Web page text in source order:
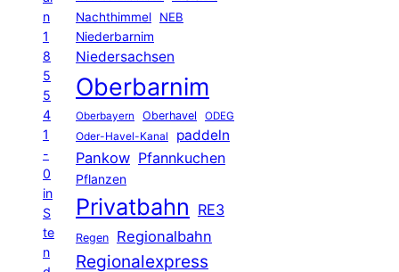
n
1
8
5
5
4
1
-
0
in
S
te
n
Nachthimmel
NEB
Niederbarnim
Niedersachsen
Oberbarnim
Oberbayern Oberhavel ODEG
Oder-Havel-Kanal paddeln
Pankow Pfannkuchen
Pflanzen
Privatbahn RE3
Regen Regionalbahn
Regionalexpress